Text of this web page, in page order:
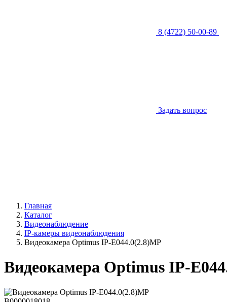
8 (4722) 50-00-89
Задать вопрос
Главная
Каталог
Видеонаблюдение
IP-камеры видеонаблюдения
Видеокамера Optimus IP-E044.0(2.8)MP
Видеокамера Optimus IP-